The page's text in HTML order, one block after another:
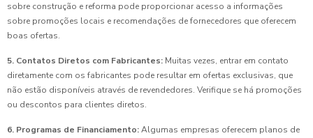
sobre construção e reforma pode proporcionar acesso a informações
sobre promoções locais e recomendações de fornecedores que oferecem
boas ofertas.
5. Contatos Diretos com Fabricantes: Muitas vezes, entrar em contato
diretamente com os fabricantes pode resultar em ofertas exclusivas, que
não estão disponíveis através de revendedores. Verifique se há promoções
ou descontos para clientes diretos.
6. Programas de Financiamento:Algumas empresas oferecem planos de